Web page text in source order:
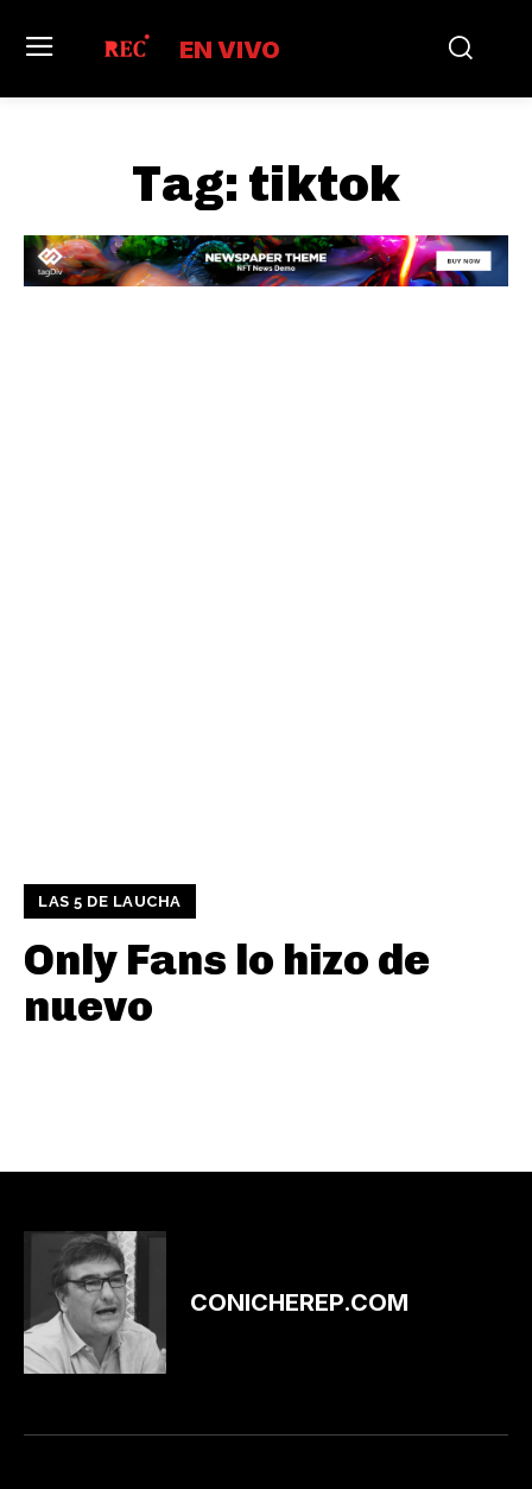
EN VIVO
Tag: tiktok
LAS 5 DE LAUCHA
Only Fans lo hizo de
nuevo
CONICHEREP.COM